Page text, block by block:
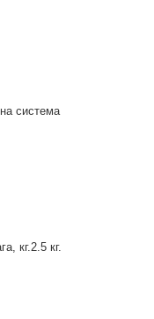
система
кг.2.5 кг.